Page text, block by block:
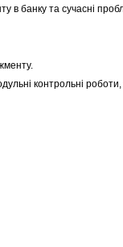
в банку та сучасні
контрольні